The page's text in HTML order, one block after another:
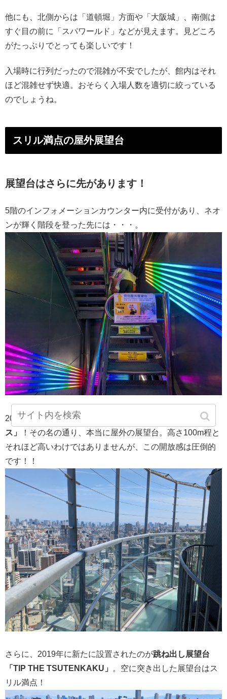
他にも、北側からは「道頓堀」方面や「大阪城」、南側は
すぐ目の前に「スパワールド」などが見えます。見どころ
がたっぷりでとっても楽しいです！
入場時に行列だったので混雑が不安でしたが、館内はそれ
ほど混雑せず快適。おそらく入場人数を適切に絞っている
のでしょうね。
スリル満点の屋外展望台
展望台はさらに先があります！
5階のインフォメーションカウンター内に受付があり、ネオ
ンが輝く階段を登った先には・・・。
2015年にオープンした
特別野外展望台「天望パラダイ
ス」
！その名の通り、本当に屋外の展望台。高さ100m程と
それほど高いわけではありませんが、この開放感は圧倒的
です！！
さらに、2019年に新たに設置されたのが跳ね出し展望台
「TIP THE TSUTENKAKU」
。空に突き出した展望台はス
リル満点！